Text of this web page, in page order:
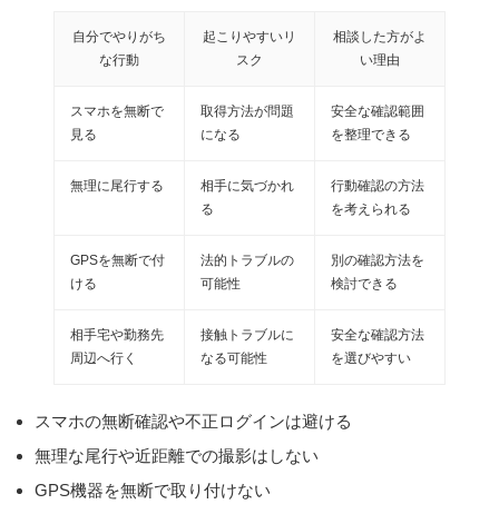
自分でやりがち
な行動
起こりやすいリ
スク
相談した方がよ
い理由
スマホを無断で
見る
取得方法が問題
になる
安全な確認範囲
を整理できる
無理に尾行する
相手に気づかれ
る
行動確認の方法
を考えられる
GPSを無断で付
ける
法的トラブルの
可能性
別の確認方法を
検討できる
相手宅や勤務先
周辺へ行く
接触トラブルに
なる可能性
安全な確認方法
を選びやすい
スマホの無断確認や不正ログインは避ける
無理な尾行や近距離での撮影はしない
GPS機器を無断で取り付けない